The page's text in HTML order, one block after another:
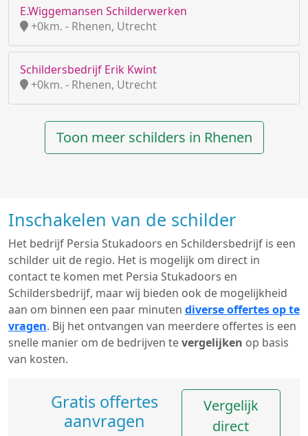
E.Wiggemansen Schilderwerken
+0km. - Rhenen, Utrecht
Schildersbedrijf Erik Kwint
+0km. - Rhenen, Utrecht
Toon meer schilders in Rhenen
Inschakelen van de schilder
Het bedrijf Persia Stukadoors en Schildersbedrijf is een
schilder uit de regio. Het is mogelijk om direct in
contact te komen met Persia Stukadoors en
Schildersbedrijf, maar wij bieden ook de mogelijkheid
aan om binnen een paar minuten diverse offertes op te
vragen. Bij het ontvangen van meerdere offertes is een
snelle manier om de bedrijven tevergelijken op basis
van kosten.
Gratis offertes
aanvragen
Vergelijk
direct